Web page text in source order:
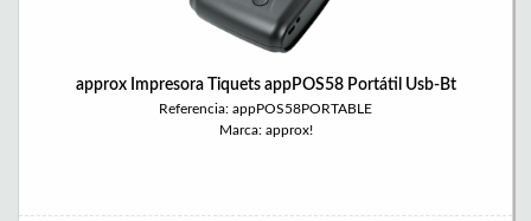
approx Impresora Tiquets appPOS58 Portátil Usb-Bt
Referencia: appPOS58PORTABLE
Marca: approx!